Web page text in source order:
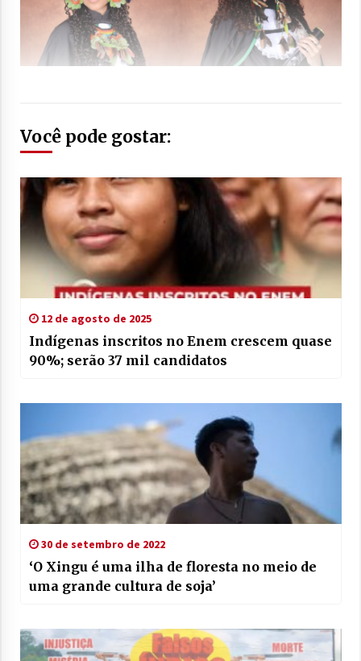
Você pode gostar:
12 de agosto de 2025
Indígenas inscritos no Enem crescem quase
90%; serão 37 mil candidatos
30 de setembro de 2022
‘O Xingu é uma ilha de floresta no meio de
uma grande cultura de soja’